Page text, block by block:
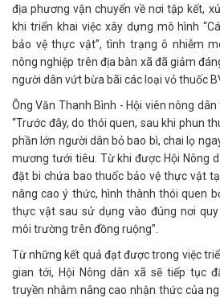
địa phương vận chuyển về nơi tập kết,
khi triển khai việc xây dựng mô hình
bảo vệ thực vật”, tình trạng ô nhiễm
nông nghiệp trên địa bàn xã đã giảm
người dân vứt bừa bãi các loại vỏ thuốc
Ông Văn Thanh Bình - Hội viên nông
“Trước đây, do thói quen, sau khi phun
phần lớn người dân bỏ bao bì, chai lọ
mương tưới tiêu. Từ khi được Hội Nông
đặt bi chứa bao thuốc bảo vệ thực vật
nâng cao ý thức, hình thành thói quen
thực vật sau sử dụng vào đúng nơi
môi trường trên đồng ruộng”.
Từ những kết quả đạt được trong việc
gian tới, Hội Nông dân xã sẽ tiếp tục
truyền nhằm nâng cao nhận thức của